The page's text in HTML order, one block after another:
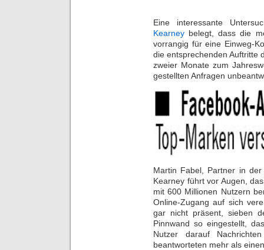
Eine interessante
Kearney belegt, dass die
vorrangig für eine Einweg-
die entsprechenden Auftritte
zweier Monate zum
gestellten Anfragen
Martin Fabel, Partner in der
Kearney führt vor Augen,
mit 600 Millionen Nutzern
Online-Zugang auf sich
gar nicht präsent, sieben
Pinnwand so eingestellt,
Nutzer darauf
beantworteten mehr als